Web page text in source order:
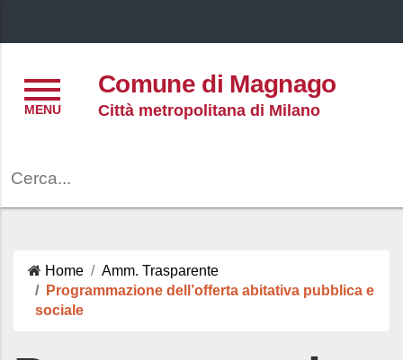
Comune di Magnago
Città metropolitana di Milano
Home
Amm. Trasparente
Programmazione dell’offerta abitativa pubblica e
sociale